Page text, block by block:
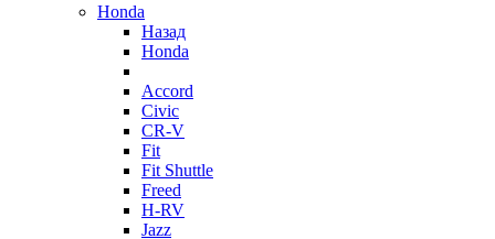
Honda
Назад
Honda
Accord
Civic
CR-V
Fit
Fit Shuttle
Freed
H-RV
Jazz